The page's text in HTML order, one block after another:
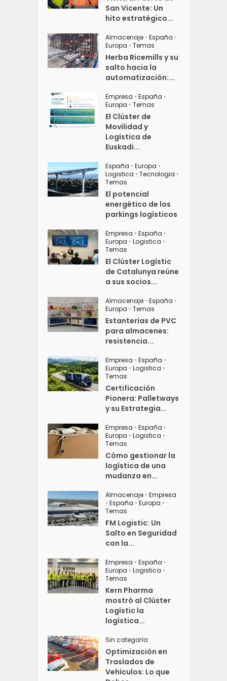
San Vicente: Un
hito estratégico...
Almacenaje • España •
Europa • Temas
Herba Ricemills y su
salto hacia la
automatización:...
Empresa • España •
Europa • Temas
El Clúster de
Movilidad y
Logística de
Euskadi...
España • Europa •
Logistica • Tecnologia •
Temas
El potencial
energético de los
parkings logísticos
Empresa • España •
Europa • Logistica •
Temas
El Clúster Logístic
de Catalunya reúne
a sus socios...
Almacenaje • España •
Europa • Temas
Estanterías de PVC
para almacenes:
resistencia...
Empresa • España •
Europa • Logistica •
Temas
Certificación
Pionera: Palletways
y su Estrategia...
Empresa • España •
Europa • Logistica •
Temas
Cómo gestionar la
logística de una
mudanza en...
Almacenaje • Empresa
• España • Europa •
Temas
FM Logistic: Un
Salto en Seguridad
con la...
Empresa • España •
Europa • Logistica •
Temas
Kern Pharma
mostró al Clúster
Logístic la
logística...
Sin categoría
Optimización en
Traslados de
Vehículos: Lo que